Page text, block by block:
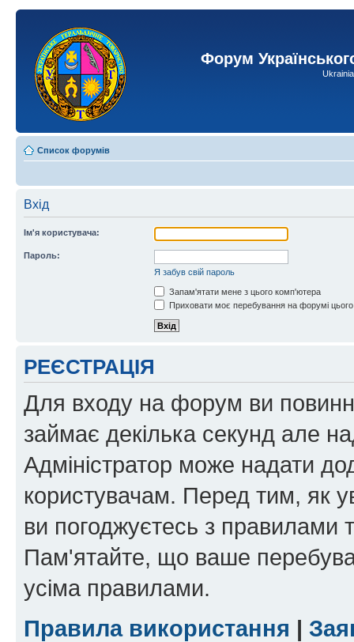
Форум
Список форумів
Вхід
Ім'я користувача:
Пароль:
Я забув свій пароль
Запам'ятати мене з цього комп'ютера
Приховати моє перебування на форумі
РЕЄСТРАЦІЯ
Для входу на форум ви
займає декілька секунд але
Адміністратор може надати
користувачам. Перед тим, як
ви погоджуєтесь з правилами
Пам'ятайте, що ваше
усіма правилами.
Правила використання |